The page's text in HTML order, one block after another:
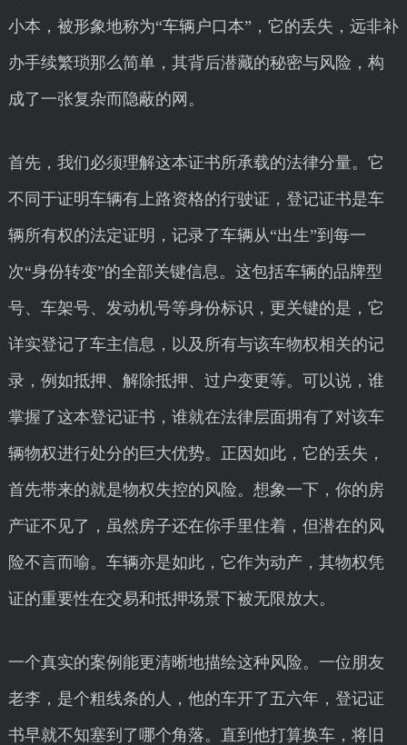
小本，被形象地称为“车辆户口本”，它的丢失，远非补
办手续繁琐那么简单，其背后潜藏的秘密与风险，构
成了一张复杂而隐蔽的网。
首先，我们必须理解这本证书所承载的法律分量。它
不同于证明车辆有上路资格的行驶证，登记证书是车
辆所有权的法定证明，记录了车辆从“出生”到每一
次“身份转变”的全部关键信息。这包括车辆的品牌型
号、车架号、发动机号等身份标识，更关键的是，它
详实登记了车主信息，以及所有与该车物权相关的记
录，例如抵押、解除抵押、过户变更等。可以说，谁
掌握了这本登记证书，谁就在法律层面拥有了对该车
辆物权进行处分的巨大优势。正因如此，它的丢失，
首先带来的就是物权失控的风险。想象一下，你的房
产证不见了，虽然房子还在你手里住着，但潜在的风
险不言而喻。车辆亦是如此，它作为动产，其物权凭
证的重要性在交易和抵押场景下被无限放大。
一个真实的案例能更清晰地描绘这种风险。一位朋友
老李，是个粗线条的人，他的车开了五六年，登记证
书早就不知塞到了哪个角落。直到他打算换车，将旧